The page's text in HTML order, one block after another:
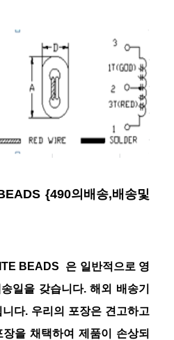
{490의배송,배송및
BEADS 은 일반적으로 영
일을 갖습니다. 해외 배송기
다. 우리의 포장은 견고하고
을 채택하여 제품이 손상되